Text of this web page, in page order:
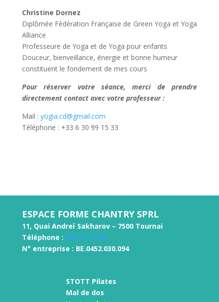
Christine Dornez
Diplômée Fédération Française de Green Yoga et Yoga
Alliance
Professeure de Yoga et de Yoga pour enfants
Douceur, bienveillance, énergie et bonne humeur
constituent le fondement de mes cours
Pour réserver votre séance, merci de prendre
directement contact avec votre professeur :
Mail : yogia.cd@gmail.com
Téléphone : +33 6 30 99 15 33
ESPACE FORME CHANTRY SPRL
11, Quai Andreï Sakharov – 7500 Tournai
Téléphone : 069 77 74 62
N° entreprise : BE.0452.030.094
STOTT Pilates
Mal de dos